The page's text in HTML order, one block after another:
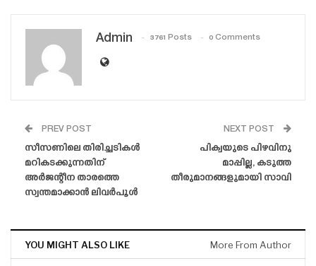
Admin 3761 Posts 0 Comments
PREV POST
സീസണിലെ തിരിച്ചടികൾ
മറികടക്കുന്നതിന്
അർജന്റീന താരത്തെ
സ്വന്തമാക്കാൻ ലിവർപൂൾ
NEXT POST
പിക്വയുടെ പിഴവിനു
മാപ്പില്ല, കടുത്ത
തീരുമാനങ്ങളുമായി സാവി
YOU MIGHT ALSO LIKE More From Author